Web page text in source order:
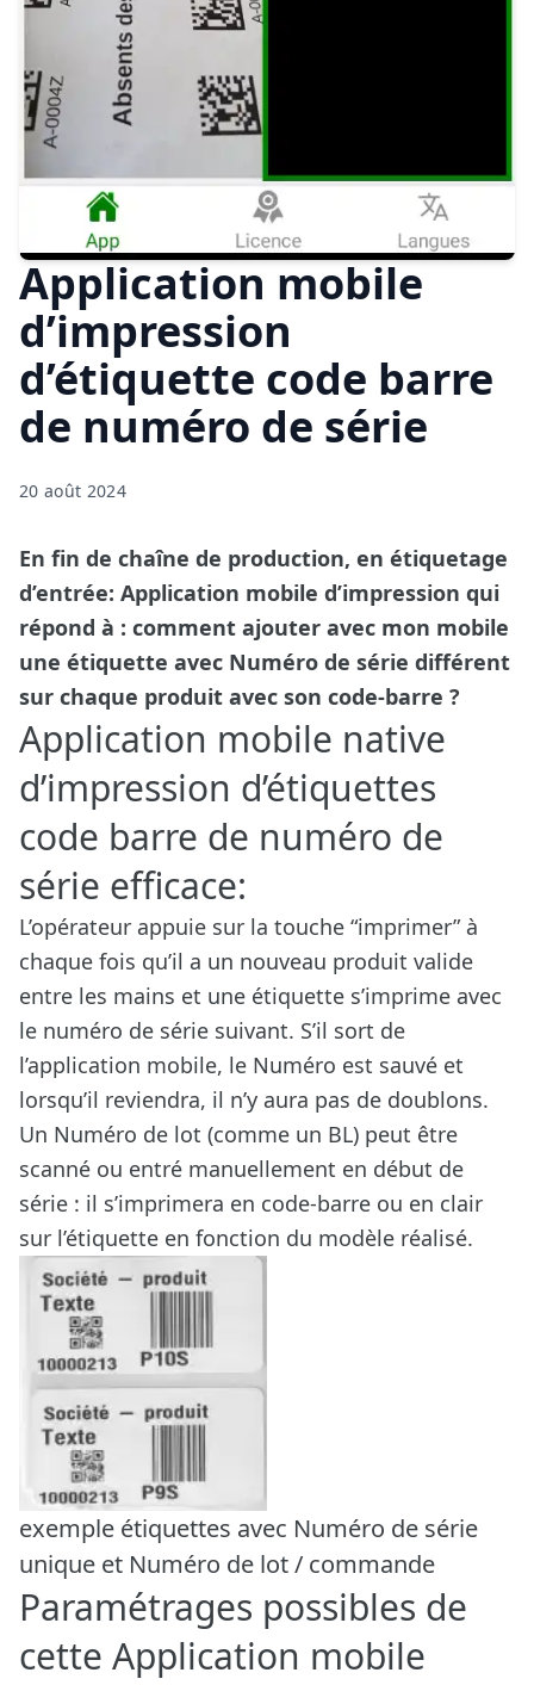
Application mobile
d’impression
d’étiquette code barre
de numéro de série
20 août 2024
En fin de chaîne de production, en étiquetage
d’entrée: Application mobile d’impression qui
répond à : comment ajouter avec mon mobile
une étiquette avec Numéro de série différent
sur chaque produit avec son code-barre ?
Application mobile native
d’impression d’étiquettes
code barre de numéro de
série efficace:
L’opérateur appuie sur la touche “imprimer” à
chaque fois qu’il a un nouveau produit valide
entre les mains et une étiquette s’imprime avec
le numéro de série suivant. S’il sort de
l’application mobile, le Numéro est sauvé et
lorsqu’il reviendra, il n’y aura pas de doublons.
Un Numéro de lot (comme un BL) peut être
scanné ou entré manuellement en début de
série : il s’imprimera en code-barre ou en clair
sur l’étiquette en fonction du modèle réalisé.
exemple étiquettes avec Numéro de série
unique et Numéro de lot / commande
Paramétrages possibles de
cette Application mobile